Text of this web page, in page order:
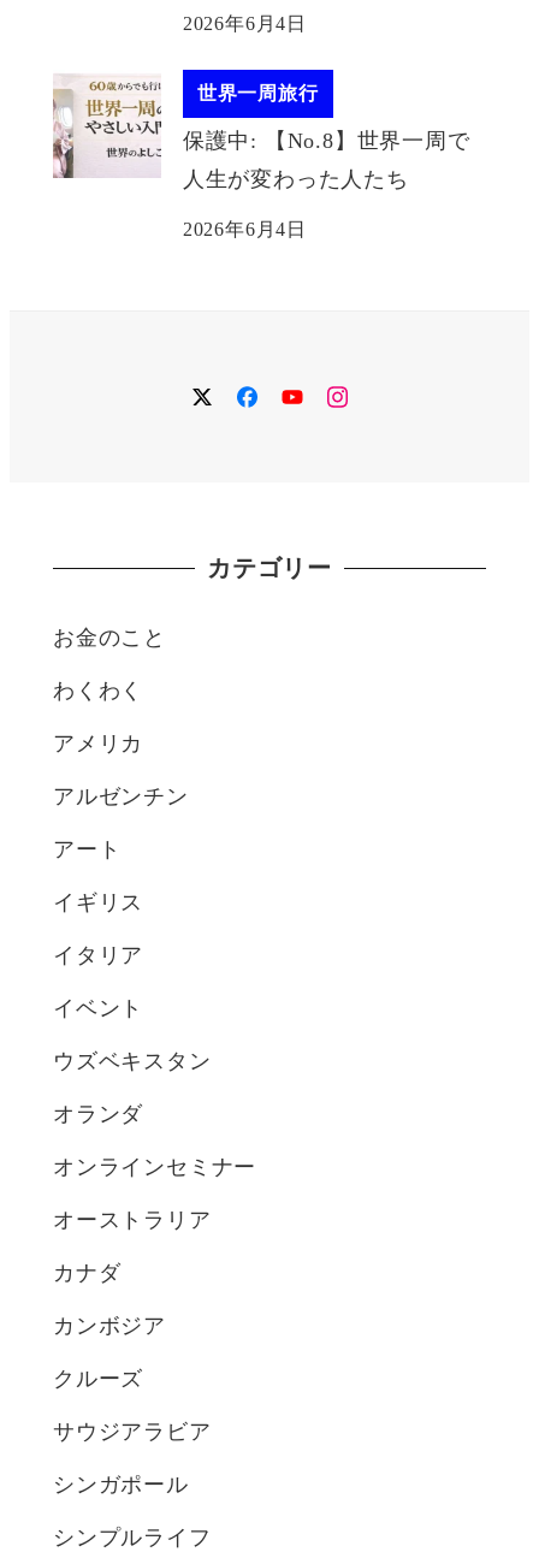
2026年6月4日
世界一周旅行
保護中: 【No.8】世界一周で
人生が変わった人たち
2026年6月4日
twitterfacebook
YouTubeinstagram
カテゴリー
お金のこと
わくわく
アメリカ
アルゼンチン
アート
イギリス
イタリア
イベント
ウズベキスタン
オランダ
オンラインセミナー
オーストラリア
カナダ
カンボジア
クルーズ
サウジアラビア
シンガポール
シンプルライフ